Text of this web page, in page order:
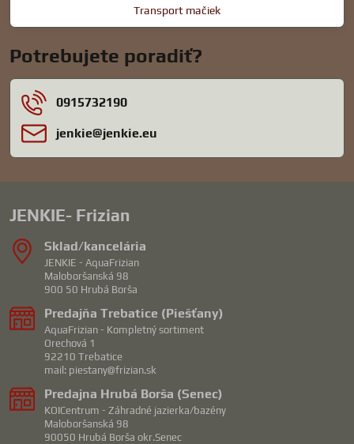
Transport mačiek
Potrebujete poradiť?
0915732190
jenkie​@jenkie​.eu
JENKIE- Frizian
Sklad/kancelária
JENKIE - AquaFrizian
Maloboršanská 98
900 50 Hrubá Borša
Predajňa Trebatice (Piešťany)
AquaFrizian - Kompletný sortiment
Orechová 1
92210 Trebatice
mail: piestany@frizian.sk
Predajna Hrubá Borša (Senec)
KOICentrum - Záhradné jazierka/bazény
Maloboršanská 98
90050 Hrubá Borša okr.Senec